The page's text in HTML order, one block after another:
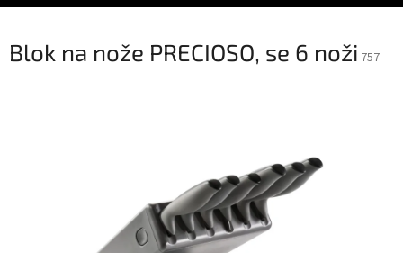
Blok na nože PRECIOSO, se 6 noži 757